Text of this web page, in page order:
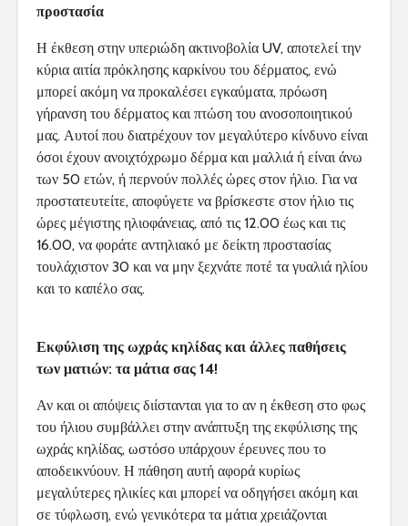
προστασία
Η έκθεση στην υπεριώδη ακτινοβολία UV, αποτελεί την
κύρια αιτία πρόκλησης καρκίνου του δέρματος, ενώ
μπορεί ακόμη να προκαλέσει εγκαύματα, πρόωση
γήρανση του δέρματος και πτώση του ανοσοποιητικού
μας. Αυτοί που διατρέχουν τον μεγαλύτερο κίνδυνο είναι
όσοι έχουν ανοιχτόχρωμο δέρμα και μαλλιά ή είναι άνω
των 50 ετών, ή περνούν πολλές ώρες στον ήλιο. Για να
προστατευτείτε, αποφύγετε να βρίσκεστε στον ήλιο τις
ώρες μέγιστης ηλιοφάνειας, από τις 12.00 έως και τις
16.00, να φοράτε αντηλιακό με δείκτη προστασίας
τουλάχιστον 30 και να μην ξεχνάτε ποτέ τα γυαλιά ηλίου
και το καπέλο σας.
Εκφύλιση της ωχράς κηλίδας και άλλες παθήσεις
των ματιών: τα μάτια σας 14!
Αν και οι απόψεις διίστανται για το αν η έκθεση στο φως
του ήλιου συμβάλλει στην ανάπτυξη της εκφύλισης της
ωχράς κηλίδας, ωστόσο υπάρχουν έρευνες που το
αποδεικνύουν. Η πάθηση αυτή αφορά κυρίως
μεγαλύτερες ηλικίες και μπορεί να οδηγήσει ακόμη και
σε τύφλωση, ενώ γενικότερα τα μάτια χρειάζονται